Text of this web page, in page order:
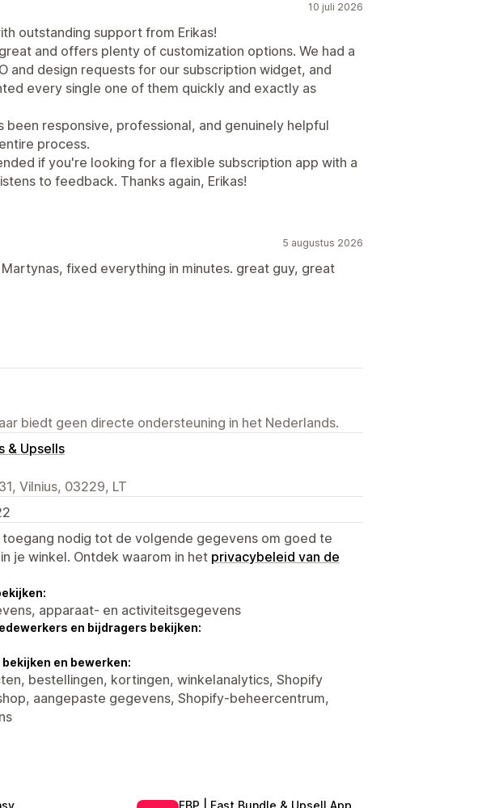
10 juli 2026
outstanding support from Erikas!
and offers plenty of customization options. We had a
and design requests for our subscription widget, and
every single one of them quickly and exactly as
been responsive, professional, and genuinely helpful
process.
if you're looking for a flexible subscription app with a
to feedback. Thanks again, Erikas!
5 augustus 2026
fixed everything in minutes. great guy, great
biedt geen directe ondersteuning in het Nederlands.
& Upsells
Vilnius, 03229, LT
nodig tot de volgende gegevens om goed te
je winkel. Ontdek waarom in het privacybeleid van de
apparaat- en activiteitsgegevens
en bijdragers bekijken:
en bewerken:
bestellingen, kortingen, winkelanalytics, Shopify
aangepaste gegevens, Shopify-beheercentrum,